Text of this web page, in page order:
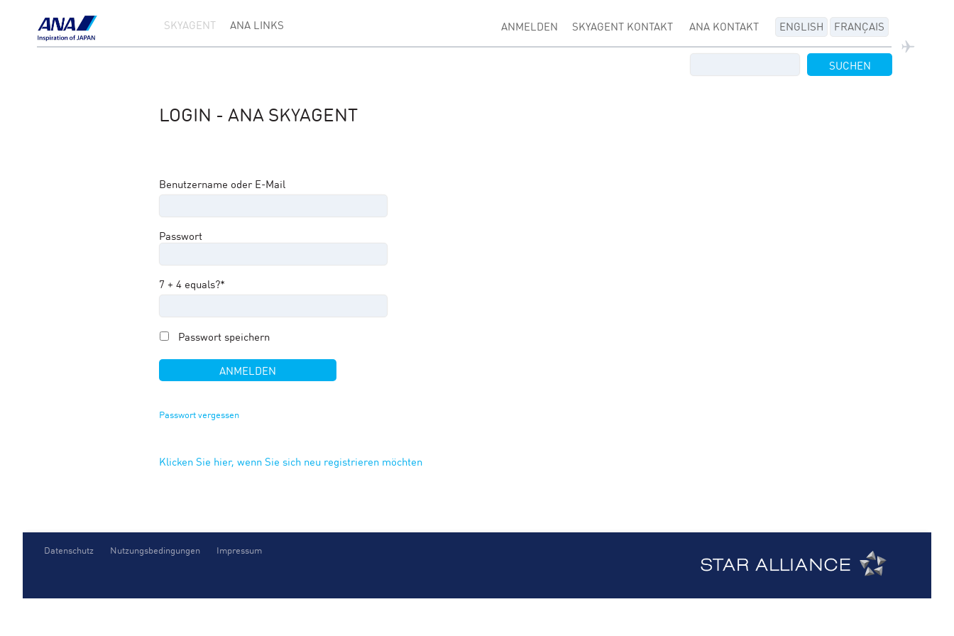
SKYAGENT ANA LINKS ANMELDEN SKYAGENT KONTAKT ANA KONTAKT ENGLISH FRANÇAIS
LOGIN - ANA SKYAGENT
Benutzername oder E-Mail
Passwort
7 + 4 equals?*
Passwort speichern
Passwort vergessen
Klicken Sie hier, wenn Sie sich neu registrieren möchten
Datenschutz Nutzungsbedingungen Impressum